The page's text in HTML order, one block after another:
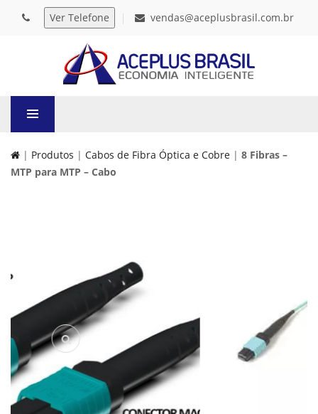
vendas@aceplusbrasil.com.br
| Produtos | Cabos de Fibra Óptica e Cobre | 8 Fibras –
MTP para MTP – Cabo